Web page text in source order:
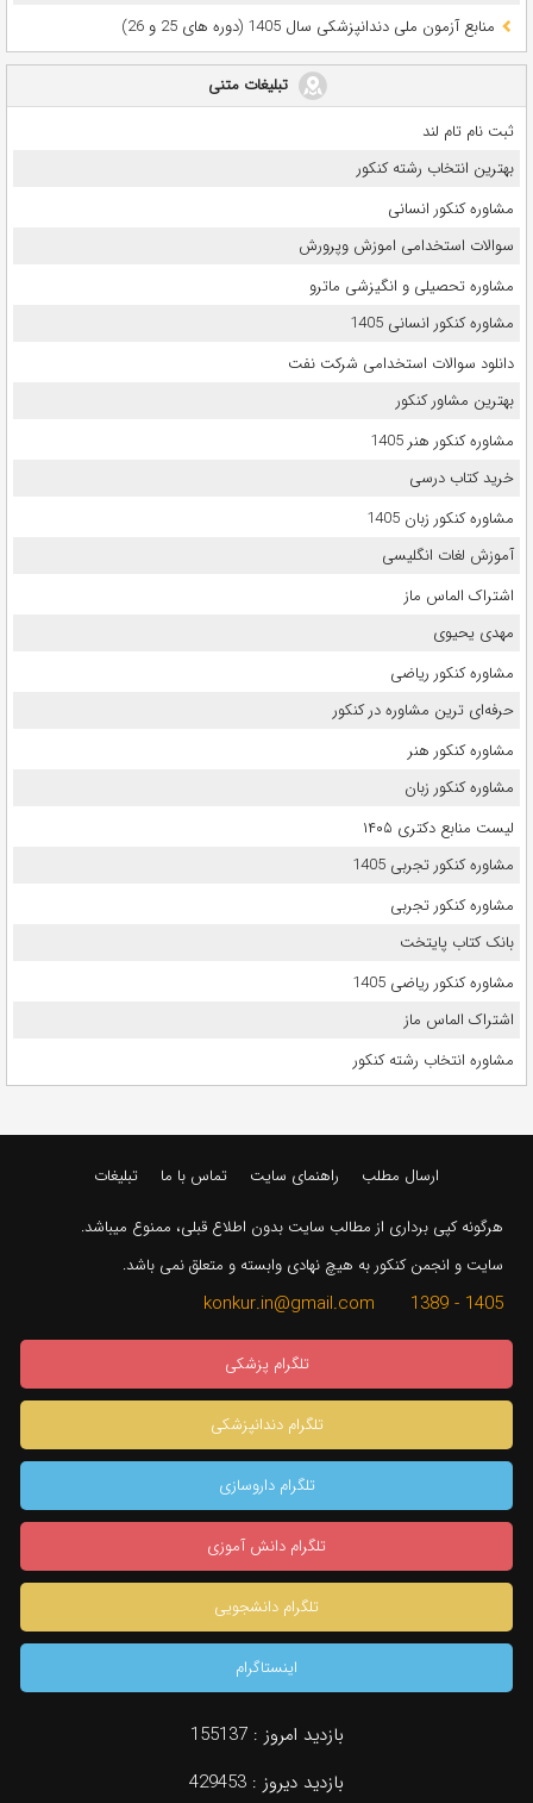
ﻣﻨﺎﺑﻊ آزﻣﻮن ﻣﻠﯽ دندانپزشکی سال 1405 (دوره های 25 و 26)
تبلیغات متنی
ثبت نام تام لند
بهترین انتخاب رشته کنکور
مشاوره کنکور انسانی
سوالات استخدامی اموزش وپرورش
مشاوره تحصیلی و انگیزشی ماترو
مشاوره کنکور انسانی 1405
دانلود سوالات استخدامی شرکت نفت
بهترین مشاور کنکور
مشاوره کنکور هنر 1405
خرید کتاب درسی
مشاوره کنکور زبان 1405
آموزش لغات انگلیسی
اشتراک الماس ماز
مهدی یحیوی
مشاوره کنکور ریاضی
حرفه‌ای ترین مشاوره در کنکور
مشاوره کنکور هنر
مشاوره کنکور زبان
لیست منابع دکتری ۱۴۰۵
مشاوره کنکور تجربی 1405
مشاوره کنکور تجربی
بانک کتاب پایتخت
مشاوره کنکور ریاضی 1405
اشتراک الماس ماز
مشاوره انتخاب رشته کنکور
ارسال مطلب راهنمای سایت تماس با ما تبلیغات
هرگونه کپی برداری از مطالب سایت بدون اطلاع قبلی، ممنوع میباشد.
سایت و انجمن کنکور به هیچ نهادی وابسته و متعلق نمی باشد.
1405 - 1389 konkur.in@gmail.com
تلگرام پزشکی
تلگرام دندانپزشکی
تلگرام داروسازی
تلگرام دانش آموزی
تلگرام دانشجویی
اینستاگرام
بازدید امروز :155137
بازدید دیروز : 429453